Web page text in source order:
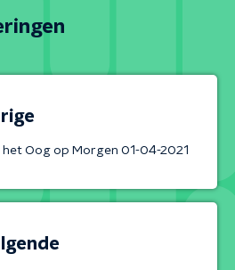
het Oog op Morgen 01-04-2021